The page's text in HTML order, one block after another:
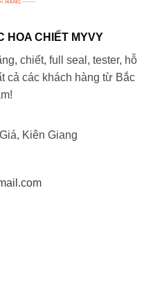
HOA CHIẾT MYVY
chiết, full seal, tester, hỗ
cả các khách hàng từ Bắc
Kiên Giang